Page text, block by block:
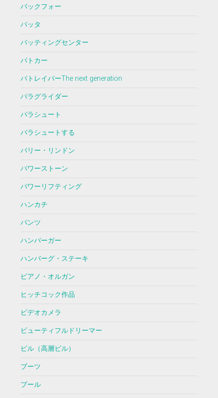
バックフォー
バッタ
バッティングセンター
パトカー
パトレイバーThe next generation
パラグライダー
パラシュート
パラシュートする
バリー・リンドン
パワーストーン
パワーリフティング
ハンカチ
パンツ
ハンバーガー
ハンバーグ・ステーキ
ピアノ・オルガン
ヒッチコック作品
ビデオカメラ
ビューティフルドリーマー
ビル（高層ビル）
ブーツ
プール